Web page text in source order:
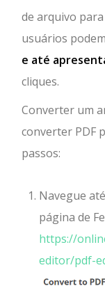
de arquivo
usuários podem
e até
cliques.
Converter um
converter PDF
passos:
Navegue
página de
https://
editor/pdf-